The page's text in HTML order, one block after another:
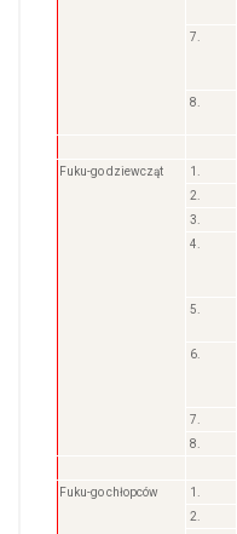
7.
8.
Fuku-go dziewcząt 1.
2.
3.
4.
5.
6.
7.
8.
Fuku-go chłopców 1.
2.